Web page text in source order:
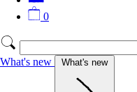
0
What's new What's new